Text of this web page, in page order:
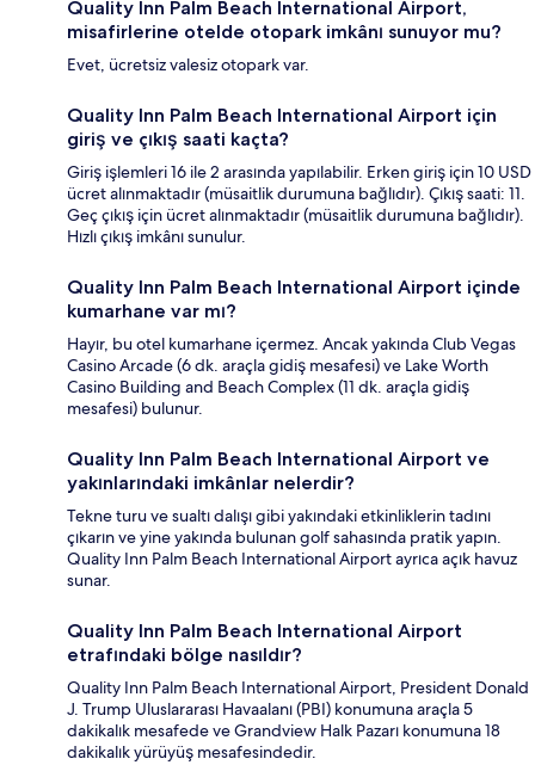
Quality Inn Palm Beach International Airport,
misafirlerine otelde otopark imkânı sunuyor mu?
Evet, ücretsiz valesiz otopark var.
Quality Inn Palm Beach International Airport için
giriş ve çıkış saati kaçta?
Giriş işlemleri 16 ile 2 arasında yapılabilir. Erken giriş için 10 USD
ücret alınmaktadır (müsaitlik durumuna bağlıdır). Çıkış saati: 11.
Geç çıkış için ücret alınmaktadır (müsaitlik durumuna bağlıdır).
Hızlı çıkış imkânı sunulur.
Quality Inn Palm Beach International Airport içinde
kumarhane var mı?
Hayır, bu otel kumarhane içermez. Ancak yakında Club Vegas
Casino Arcade (6 dk. araçla gidiş mesafesi) ve Lake Worth
Casino Building and Beach Complex (11 dk. araçla gidiş
mesafesi) bulunur.
Quality Inn Palm Beach International Airport ve
yakınlarındaki imkânlar nelerdir?
Tekne turu ve sualtı dalışı gibi yakındaki etkinliklerin tadını
çıkarın ve yine yakında bulunan golf sahasında pratik yapın.
Quality Inn Palm Beach International Airport ayrıca açık havuz
sunar.
Quality Inn Palm Beach International Airport
etrafındaki bölge nasıldır?
Quality Inn Palm Beach International Airport, President Donald
J. Trump Uluslararası Havaalanı (PBI) konumuna araçla 5
dakikalık mesafede ve Grandview Halk Pazarı konumuna 18
dakikalık yürüyüş mesafesindedir.